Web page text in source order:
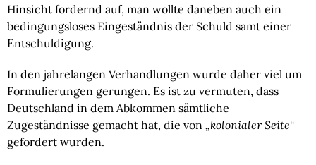
Hinsicht fordernd auf, man wollte daneben auch ein
bedingungsloses Eingeständnis der Schuld samt einer
Entschuldigung.
In den jahrelangen Verhandlungen wurde daher viel um
Formulierungen gerungen. Es ist zu vermuten, dass
Deutschland in dem Abkommen sämtliche
Zugeständnisse gemacht hat, die von „kolonialer Seite“
gefordert wurden.